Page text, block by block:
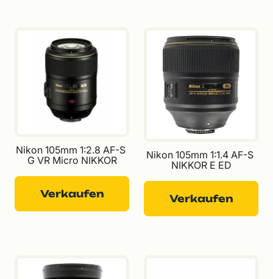
Nikon 105mm 1:2.8 AF-S
G VR Micro NIKKOR
Verkaufen
Nikon 105mm 1:1.4 AF-S
NIKKOR E ED
Verkaufen